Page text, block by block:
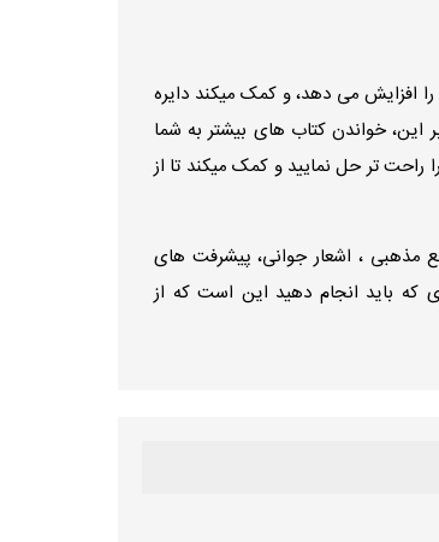
افزایش می دهد، و کمک میکند دایره
این، خواندن کتاب های بیشتر به شما
راحت تر حل نمایید و کمک میکند تا از
مذهبی ، اشعار جوانی، پیشرفت های
که باید انجام دهید این است که از